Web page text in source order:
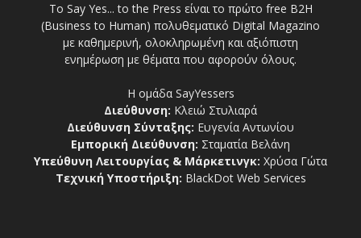
Το Say Yes... to the Press είναι το πρώτο free Β2Η
(Business to Human) πολυθεματικό Digital Magazino
με καθημερινή, ολοκληρωμένη και αξιόπιστη
ενημέρωση με θέματα που αφορούν όλους.
Η ομάδα SayYessers
Διεύθυνση: Κλειώ Στυλιαρά
Διεύθυνση Σύνταξης: Ευγενία Αντωνίου
Εμπορική Διεύθυνση: Σταματία Βελάνη
Υπεύθυνη Λειτουργίας & Μάρκετινγκ: Χρύσα Γώτα
Τεχνική Υποστήριξη: BlackDot Web Services